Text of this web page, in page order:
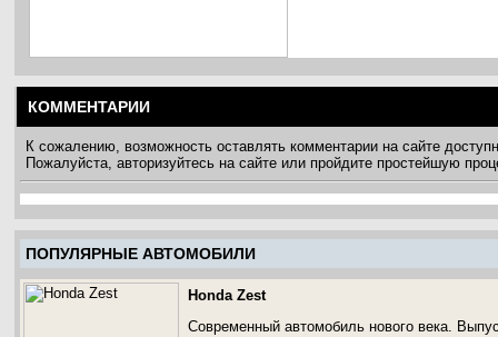
КОММЕНТАРИИ
К сожалению, возможность оставлять комментарии на сайте
Пожалуйста, авторизуйтесь на сайте или пройдите простейшую
ПОПУЛЯРНЫЕ АВТОМОБИЛИ
Honda Zest
Современный автомобиль нового века.